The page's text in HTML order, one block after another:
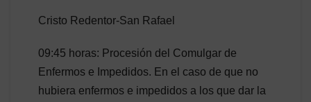
Cristo Redentor-San Rafael
09:45 horas: Procesión del Comulgar de
Enfermos e Impedidos. En el caso de que no
hubiera enfermos e impedidos a los que dar la